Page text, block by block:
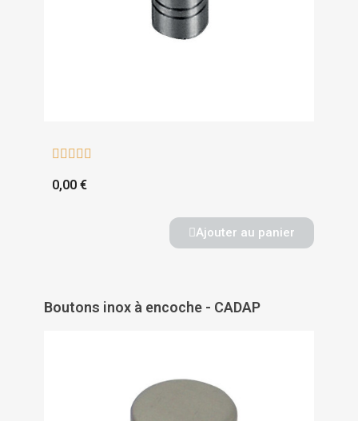
    
0,00 €
Ajouter au panier
Boutons inox à encoche - CADAP